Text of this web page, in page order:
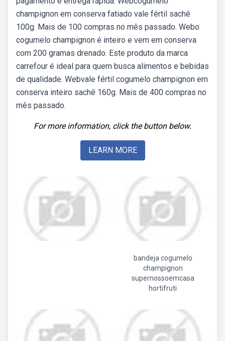
champignon em conserva fatiado vale fértil sachê
100g. Mais de 100 compras no mês passado. Webo
cogumelo champignon é inteiro e vem em conserva
com 200 gramas drenado. Este produto da marca
carrefour é ideal para quem busca alimentos e bebidas
de qualidade. Webvale fértil cogumelo champignon em
conserva inteiro sachê 160g. Mais de 400 compras no
mês passado.
For more information, click the button below.
LEARN MORE
bandeja cogumelo
champignon
supernossoemcasa
hortifruti